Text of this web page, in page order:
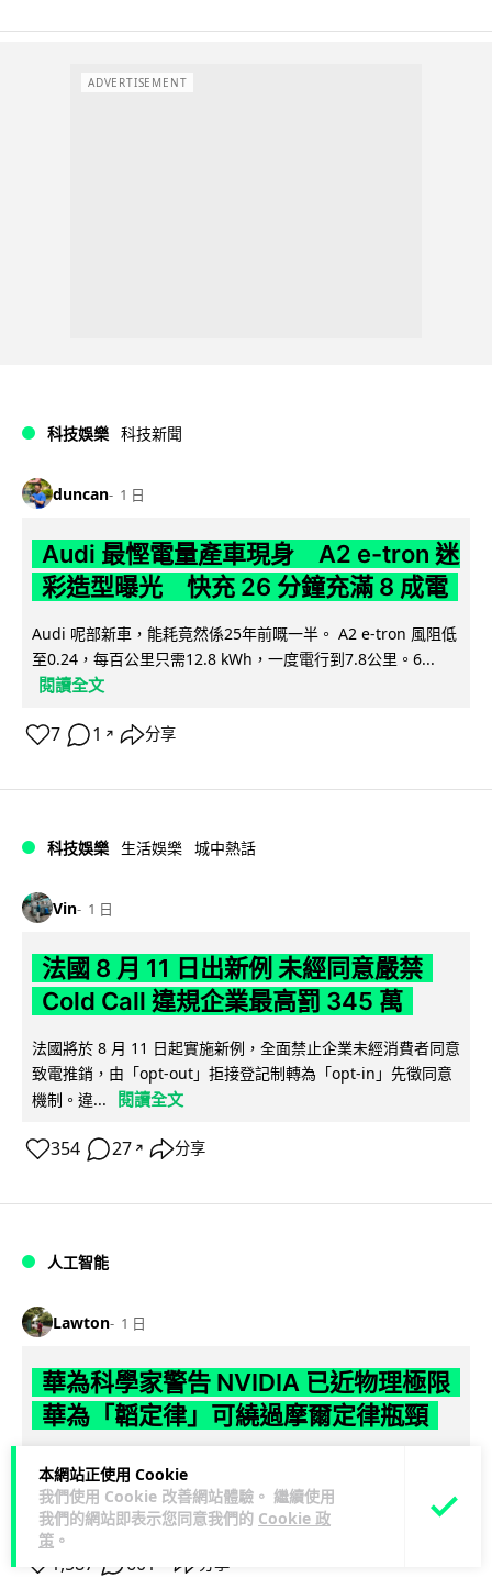
本網站正使用 Cookie
我們使用 Cookie 改善網站體驗。 繼續使用
我們的網站即表示您同意我們的 Cookie 政
策 。
ADVERTISEMENT
科技娛樂 科技新聞
duncan 1 日
Audi 最慳電量產車現身 A2 e-tron 迷
彩造型曝光 快充 26 分鐘充滿 8 成電
Audi 呢部新車，能耗竟然係25年前嘅一半。 A2 e-tron 風阻低
至0.24，每百公里只需12.8 kWh，一度電行到7.8公里。6...
閱讀全文
7 1 ↗ 分享
科技娛樂 生活娛樂 城中熱話
Vin 1 日
法國 8 月 11 日出新例 未經同意嚴禁
Cold Call 違規企業最高罰 345 萬
法國將於 8 月 11 日起實施新例，全面禁止企業未經消費者同意
致電推銷，由「opt-out」拒接登記制轉為「opt-in」先徵同意
機制。違...
閱讀全文
354 27 ↗ 分享
人工智能
Lawton 1 日
華為科學家警告 NVIDIA 已近物理極限
華為「韜定律」可繞過摩爾定律瓶頸
華為半導體首席科學家廖恒罕見接受近 5 小時專訪，警告
NVIDIA 等西方晶片巨頭正逼近物理極限，傳統製程升級已失經
濟效益。他同時介紹華為... 閱讀全文
1,587 601 分享